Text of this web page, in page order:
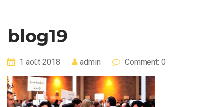
blog19
1 août 2018 admin Comment: 0